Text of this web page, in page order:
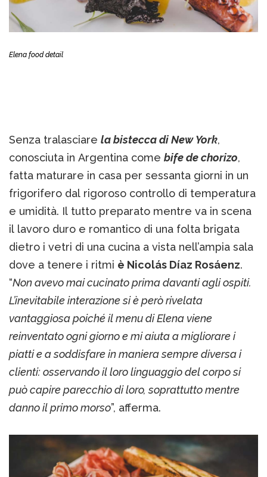
Elena food detail
Senza tralasciare la bistecca di New York,
conosciuta in Argentina come bife de chorizo,
fatta maturare in casa per sessanta giorni in un
frigorifero dal rigoroso controllo di temperatura
e umidità. Il tutto preparato mentre va in scena
il lavoro duro e romantico di una folta brigata
dietro i vetri di una cucina a vista nell’ampia sala
dove a tenere i ritmi è Nicolás Díaz Rosáenz.
“Non avevo mai cucinato prima davanti agli ospiti.
L’inevitabile interazione si è però rivelata
vantaggiosa poiché il menu di Elena viene
reinventato ogni giorno e mi aiuta a migliorare i
piatti e a soddisfare in maniera sempre diversa i
clienti: osservando il loro linguaggio del corpo si
può capire parecchio di loro, soprattutto mentre
danno il primo morso”, afferma.